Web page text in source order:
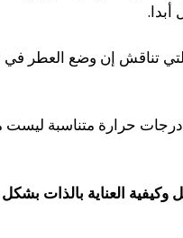
تناقش إن وضع العطر في
حرارة متناسبة ليست
وكيفية العناية بالذات